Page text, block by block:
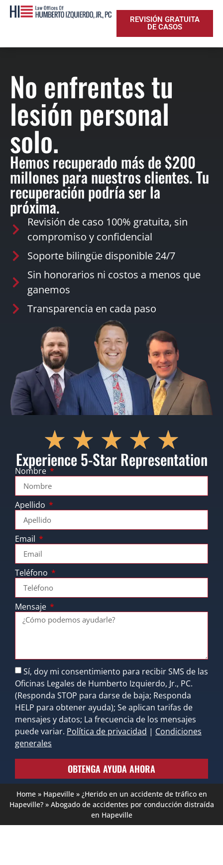
REVISIÓN GRATUITA
DE CASOS
No enfrentes tu
lesión personal
solo.
Hemos recuperado más de $200
millones para nuestros clientes. Tu
recuperación podría ser la
próxima.
Revisión de caso 100% gratuita, sin
compromiso y confidencial
Soporte bilingüe disponible 24/7
Sin honorarios ni costos a menos que
ganemos
Transparencia en cada paso
Experience 5-Star Representation
Nombre
Apellido
Email
Teléfono
Mensaje
Sí, doy mi consentimiento para recibir SMS de las
Oficinas Legales de Humberto Izquierdo, Jr., PC.
(Responda STOP para darse de baja; Responda
HELP para obtener ayuda); Se aplican tarifas de
mensajes y datos; La frecuencia de los mensajes
puede variar. Política de privacidad | Condiciones
generales
OBTENGA AYUDA AHORA
Home» Hapeville» ¿Herido en un accidente de tráfico en
Hapeville?» Abogado de accidentes por conducción distraída
en Hapeville